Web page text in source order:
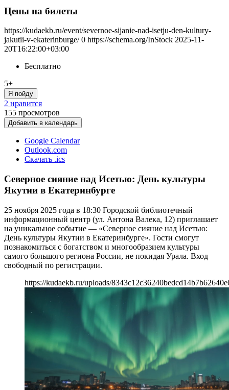
Цены на билеты
https://kudaekb.ru/event/severnoe-sijanie-nad-isetju-den-kultury-
jakutii-v-ekaterinburge/ 0 https://schema.org/InStock 2025-11-
20T16:22:00+03:00
Бесплатно
5+
Я пойду
2 нравится
155 просмотров
Добавить в календарь
Google Calendar
Outlook.com
Скачать .ics
Северное сияние над Исетью: День культуры
Якутии в Екатеринбурге
25 ноября 2025 года в 18:30 Городской библиотечный
информационный центр (ул. Антона Валека, 12) приглашает
на уникальное событие — «Северное сияние над Исетью:
День культуры Якутии в Екатеринбурге». Гости смогут
познакомиться с богатством и многообразием культуры
самого большого региона России, не покидая Урала. Вход
свободный по регистрации.
https://kudaekb.ru/uploads/